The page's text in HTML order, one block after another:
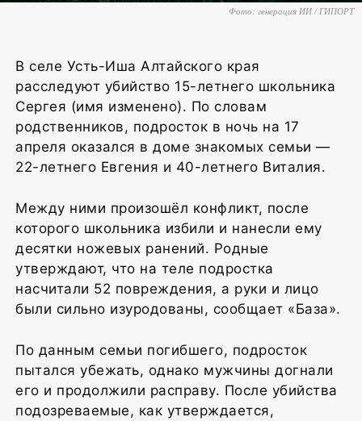
Фото: генерация ИИ / ГИПОРТ
В селе Усть-Иша Алтайского края
расследуют убийство 15-летнего школьника
Сергея (имя изменено). По словам
родственников, подросток в ночь на 17
апреля оказался в доме знакомых семьи —
22-летнего Евгения и 40-летнего Виталия.
Между ними произошёл конфликт, после
которого школьника избили и нанесли ему
десятки ножевых ранений. Родные
утверждают, что на теле подростка
насчитали 52 повреждения, а руки и лицо
были сильно изуродованы, сообщает «База».
По данным семьи погибшего, подросток
пытался убежать, однако мужчины догнали
его и продолжили расправу. После убийства
подозреваемые, как утверждается,